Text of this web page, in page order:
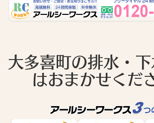
大多喜町の排水・下
はおまかせくだ